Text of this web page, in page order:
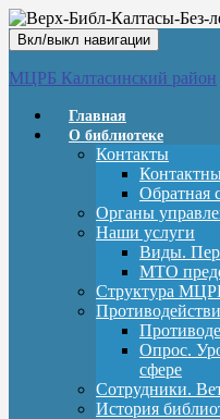
Вкл/выкл навигации
МЦРБ Калтасинский район
Главная
О библиотеке
Контакты
Обратная
Органы
Наши услуги
Виды.
МТО
Структура
Опрос.
сфере
Сотрудники.
История